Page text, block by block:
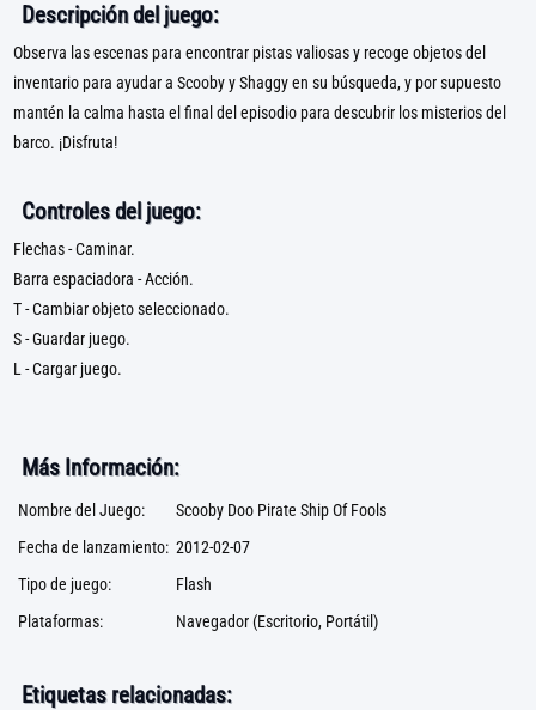
Descripción del juego:
Observa las escenas para encontrar pistas valiosas y recoge objetos del
inventario para ayudar a Scooby y Shaggy en su búsqueda, y por supuesto
mantén la calma hasta el final del episodio para descubrir los misterios del
barco. ¡Disfruta!
Controles del juego:
Flechas - Caminar.
Barra espaciadora - Acción.
T - Cambiar objeto seleccionado.
S - Guardar juego.
L - Cargar juego.
Más Información:
Nombre del Juego:
Scooby Doo Pirate Ship Of Fools
Fecha de lanzamiento: 2012-02-07
Tipo de juego:
Flash
Plataformas:
Navegador (Escritorio, Portátil)
Etiquetas relacionadas: